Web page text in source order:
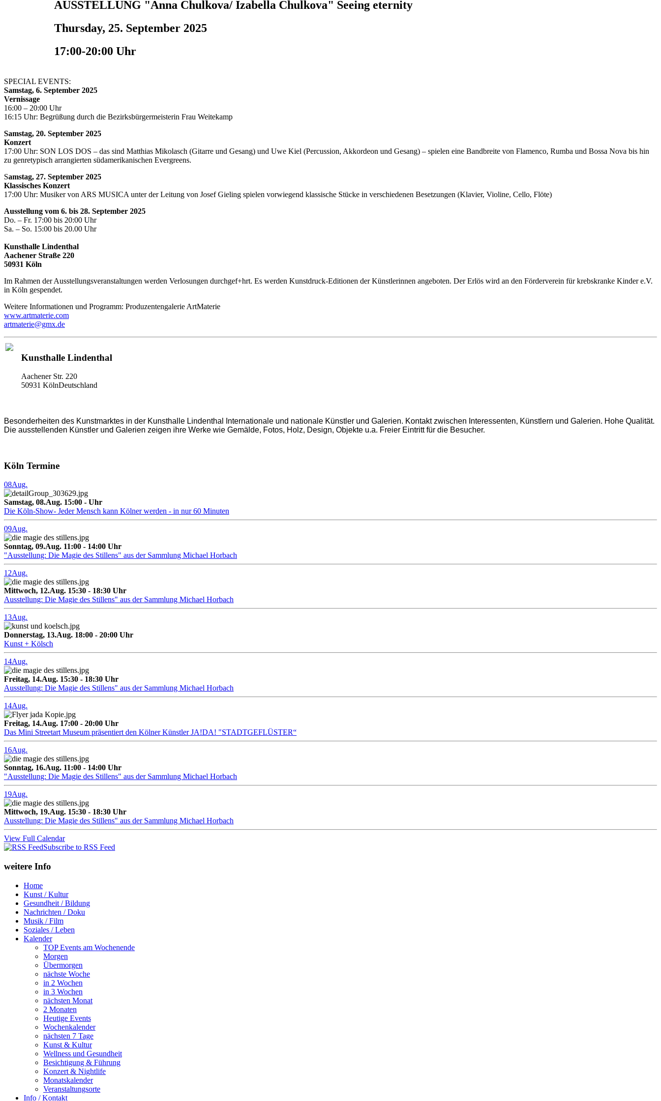
AUSSTELLUNG "Anna Chulkova/ Izabella Chulkova" Seeing eternity
Thursday, 25. September 2025
17:00-20:00 Uhr
SPECIAL EVENTS:
Samstag, 6. September 2025
Vernissage
16:00 – 20:00 Uhr
16:15 Uhr: Begrüßung durch die Bezirksbürgermeisterin Frau Weitekamp
Samstag, 20. September 2025
Konzert
17:00 Uhr: SON LOS DOS – das sind Matthias Mikolasch (Gitarre und Gesang) und Uwe Kiel (Percussion, Akkordeon und Gesang) – spielen eine Bandbreite von Flamenco, Rumba und Bossa Nova bis hin
zu genretypisch arrangierten südamerikanischen Evergreens.
Samstag, 27. September 2025
Klassisches Konzert
17:00 Uhr: Musiker von ARS MUSICA unter der Leitung von Josef Gieling spielen vorwiegend klassische Stücke in verschiedenen Besetzungen (Klavier, Violine, Cello, Flöte)
Ausstellung vom 6. bis 28. September 2025
Do. – Fr. 17:00 bis 20:00 Uhr
Sa. – So. 15:00 bis 20.00 Uhr
Kunsthalle Lindenthal
Aachener Straße 220
50931 Köln
Im Rahmen der Ausstellungsveranstaltungen werden Verlosungen durchgef+hrt. Es werden Kunstdruck-Editionen der Künstlerinnen angeboten. Der Erlös wird an den Förderverein für krebskranke Kinder e.V.
in Köln gespendet.
Weitere Informationen und Programm: Produzentengalerie ArtMaterie
www.artmaterie.com
artmaterie@gmx.de
Kunsthalle Lindenthal
Aachener Str. 220
50931 KölnDeutschland
Besonderheiten des Kunstmarktes in der Kunsthalle Lindenthal Internationale und nationale Künstler und Galerien. Kontakt zwischen Interessenten, Künstlern und Galerien. Hohe Qualität.
Die ausstellenden Künstler und Galerien zeigen ihre Werke wie Gemälde, Fotos, Holz, Design, Objekte u.a. Freier Eintritt für die Besucher.
Köln Termine
08Aug.
Samstag, 08.Aug. 15:00 - Uhr
Die Köln-Show- Jeder Mensch kann Kölner werden - in nur 60 Minuten
09Aug.
Sonntag, 09.Aug. 11:00 - 14:00 Uhr
"Ausstellung: Die Magie des Stillens" aus der Sammlung Michael Horbach
12Aug.
Mittwoch, 12.Aug. 15:30 - 18:30 Uhr
Ausstellung: Die Magie des Stillens" aus der Sammlung Michael Horbach
13Aug.
Donnerstag, 13.Aug. 18:00 - 20:00 Uhr
Kunst + Kölsch
14Aug.
Freitag, 14.Aug. 15:30 - 18:30 Uhr
Ausstellung: Die Magie des Stillens" aus der Sammlung Michael Horbach
14Aug.
Freitag, 14.Aug. 17:00 - 20:00 Uhr
Das Mini Streetart Museum präsentiert den Kölner Künstler JA!DA! "STADTGEFLÜSTER“
16Aug.
Sonntag, 16.Aug. 11:00 - 14:00 Uhr
"Ausstellung: Die Magie des Stillens" aus der Sammlung Michael Horbach
19Aug.
Mittwoch, 19.Aug. 15:30 - 18:30 Uhr
Ausstellung: Die Magie des Stillens" aus der Sammlung Michael Horbach
View Full Calendar
Subscribe to RSS Feed
weitere Info
Home
Kunst / Kultur
Gesundheit / Bildung
Nachrichten / Doku
Musik / Film
Soziales / Leben
Kalender
TOP Events am Wochenende
Morgen
Übermorgen
nächste Woche
in 2 Wochen
in 3 Wochen
nächsten Monat
2 Monaten
Heutige Events
Wochenkalender
nächsten 7 Tage
Kunst & Kultur
Wellness und Gesundheit
Besichtigung & Führung
Konzert & Nightlife
Monatskalender
Veranstaltungsorte
Info / Kontakt